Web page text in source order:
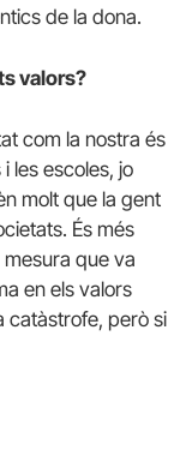
de la dona.
valors?
com la nostra és
les escoles, jo
molt que la gent
És més
mesura que va
en els valors
catàstrofe, però si